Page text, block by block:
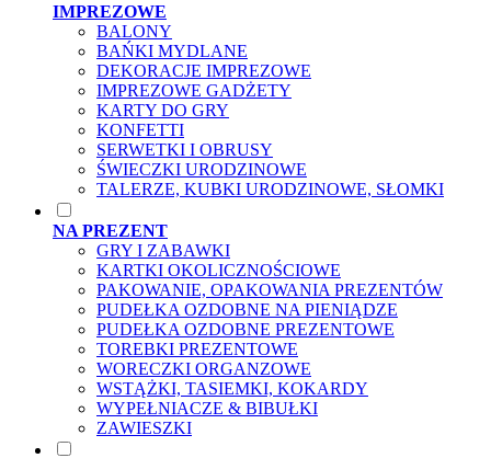
IMPREZOWE
BALONY
BAŃKI MYDLANE
DEKORACJE IMPREZOWE
IMPREZOWE GADŻETY
KARTY DO GRY
KONFETTI
SERWETKI I OBRUSY
ŚWIECZKI URODZINOWE
TALERZE, KUBKI URODZINOWE, SŁOMKI
NA PREZENT
GRY I ZABAWKI
KARTKI OKOLICZNOŚCIOWE
PAKOWANIE, OPAKOWANIA PREZENTÓW
PUDEŁKA OZDOBNE NA PIENIĄDZE
PUDEŁKA OZDOBNE PREZENTOWE
TOREBKI PREZENTOWE
WORECZKI ORGANZOWE
WSTĄŻKI, TASIEMKI, KOKARDY
WYPEŁNIACZE & BIBUŁKI
ZAWIESZKI